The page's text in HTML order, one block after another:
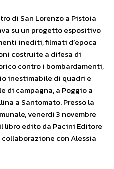
di San Lorenzo a Pistoia
su un progetto espositivo
inediti, filmati d’epoca
costruite a difesa di
contro i bombardamenti,
inestimabile di quadri e
di campagna, a Poggio a
a Santomato. Presso la
venerdi 3 novembre
libro edito da Pacini Editore
con Alessia